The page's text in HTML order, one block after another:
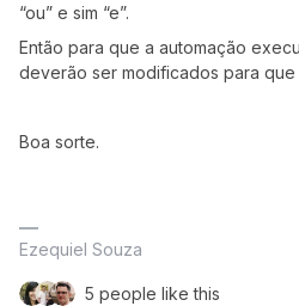
“ou” e sim “e”.
Então para que a automação
deverão ser modificados para que
Boa sorte.
Ezequiel Souza
5 people like this